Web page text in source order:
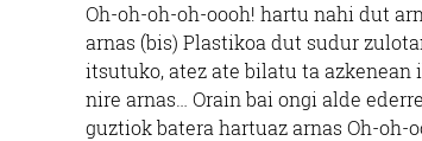
Oh-oh-oh-oh-oooh! hartu nahi dut
arnas (bis) Plastikoa dut sudur
itsutuko, atez ate bilatu ta azkenean
nire arnas… Orain bai ongi alde
guztiok batera hartuaz arnas Oh-oh-